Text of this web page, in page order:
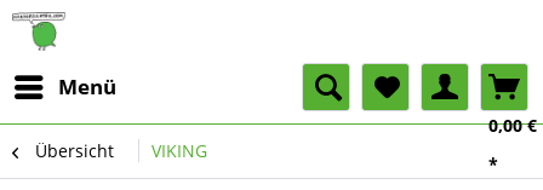
Menü
0,00 €
*
Übersicht VIKING